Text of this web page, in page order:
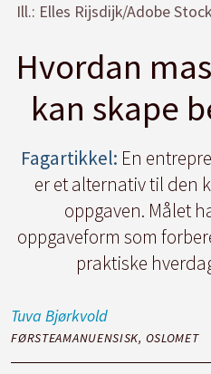
Ill.: Elles Rijsdijk/Adobe Stock
Hvordan
kan skape
Fagartikkel: En
er et alternativ til den
oppgaven. Målet
oppgaveform som
praktiske
Tuva Bjørkvold
FØRSTEAMANUENSISK, OSLOMET